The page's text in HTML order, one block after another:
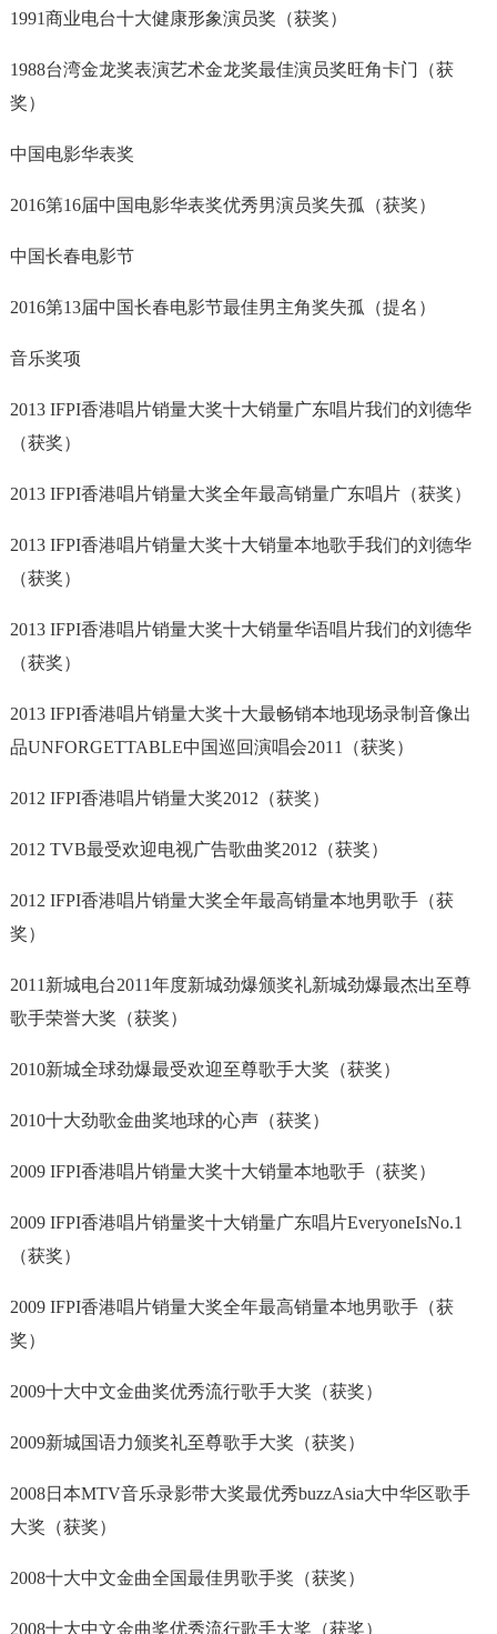
1991商业电台十大健康形象演员奖（获奖）
1988台湾金龙奖表演艺术金龙奖最佳演员奖旺角卡门（获
奖）
中国电影华表奖
2016第16届中国电影华表奖优秀男演员奖失孤（获奖）
中国长春电影节
2016第13届中国长春电影节最佳男主角奖失孤（提名）
音乐奖项
2013 IFPI香港唱片销量大奖十大销量广东唱片我们的刘德华
（获奖）
2013 IFPI香港唱片销量大奖全年最高销量广东唱片（获奖）
2013 IFPI香港唱片销量大奖十大销量本地歌手我们的刘德华
（获奖）
2013 IFPI香港唱片销量大奖十大销量华语唱片我们的刘德华
（获奖）
2013 IFPI香港唱片销量大奖十大最畅销本地现场录制音像出
品UNFORGETTABLE中国巡回演唱会2011（获奖）
2012 IFPI香港唱片销量大奖2012（获奖）
2012 TVB最受欢迎电视广告歌曲奖2012（获奖）
2012 IFPI香港唱片销量大奖全年最高销量本地男歌手（获
奖）
2011新城电台2011年度新城劲爆颁奖礼新城劲爆最杰出至尊
歌手荣誉大奖（获奖）
2010新城全球劲爆最受欢迎至尊歌手大奖（获奖）
2010十大劲歌金曲奖地球的心声（获奖）
2009 IFPI香港唱片销量大奖十大销量本地歌手（获奖）
2009 IFPI香港唱片销量奖十大销量广东唱片EveryoneIsNo.1
（获奖）
2009 IFPI香港唱片销量大奖全年最高销量本地男歌手（获
奖）
2009十大中文金曲奖优秀流行歌手大奖（获奖）
2009新城国语力颁奖礼至尊歌手大奖（获奖）
2008日本MTV音乐录影带大奖最优秀buzzAsia大中华区歌手
大奖（获奖）
2008十大中文金曲全国最佳男歌手奖（获奖）
2008十大中文金曲奖优秀流行歌手大奖（获奖）